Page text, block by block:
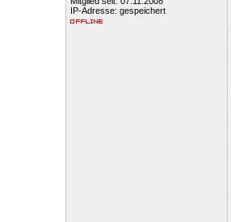
IP-Adresse: gespeichert